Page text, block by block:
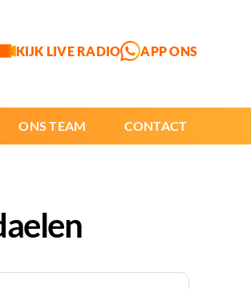
KIJK LIVE RADIO APP ONS
ONS TEAM CONTACT